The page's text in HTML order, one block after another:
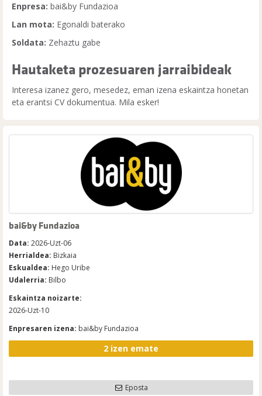
Enpresa: bai&by Fundazioa
Lan mota: Egonaldi baterako
Soldata: Zehaztu gabe
Hautaketa prozesuaren jarraibideak
Interesa izanez gero, mesedez, eman izena eskaintza honetan
eta erantsi CV dokumentua. Mila esker!
bai&by Fundazioa
Data: 2026-Uzt-06
Herrialdea: Bizkaia
Eskualdea: Hego Uribe
Udalerria: Bilbo
Eskaintza noizarte:
2026-Uzt-10
Enpresaren izena: bai&by Fundazioa
2 izen emate
Eposta